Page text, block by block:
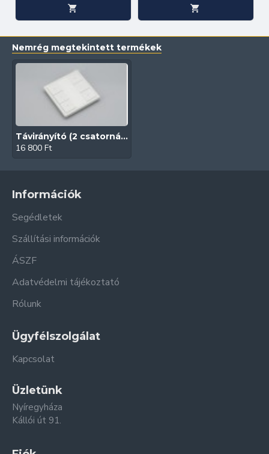
Nemrég megtekintett termékek
Távirányító (2 csatornás | Fali | 433 Mhz | T1651)
16 800 Ft
Információk
Segédletek
Szállítási információk
ÁSZF
Adatvédelmi tájékoztató
Rólunk
Ügyfélszolgálat
Kapcsolat
Üzletünk
Nyíregyháza
Kállói út 91.